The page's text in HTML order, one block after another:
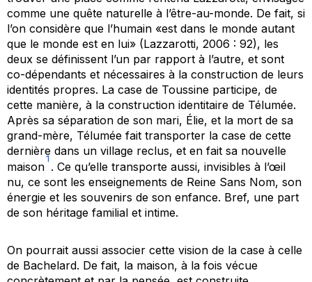
comme une quête naturelle à l’être-au-monde. De fait, si
l’on considère que l’humain «est dans le monde autant
que le monde est en lui» (Lazzarotti, 2006 : 92), les
deux se définissent l’un par rapport à l’autre, et sont
co-dépendants et nécessaires à la construction de leurs
identités propres. La case de Toussine participe, de
cette manière, à la construction identitaire de Télumée.
Après sa séparation de son mari, Élie, et la mort de sa
grand-mère, Télumée fait transporter la case de cette
dernière dans un village reclus, et en fait sa nouvelle
maison
1
. Ce qu’elle transporte aussi, invisibles à l’œil
nu, ce sont les enseignements de Reine Sans Nom, son
énergie et les souvenirs de son enfance. Bref, une part
de son héritage familial et intime.
On pourrait aussi associer cette vision de la case à celle
de Bachelard. De fait, la maison, à la fois vécue